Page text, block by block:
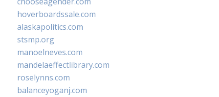
hoverboardssale.com
alaskapolitics.com
stsmp.org
manoelneves.com
mandelaeffectlibrary.com
roselynns.com
balanceyoganj.com